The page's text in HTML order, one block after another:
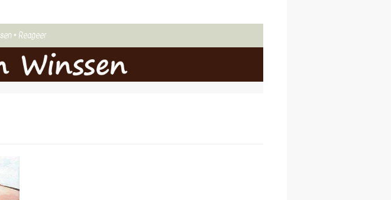
Reageer